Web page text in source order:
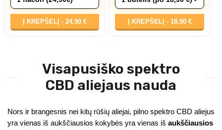
Į KREPŠELĮ -24,90 € Į KREPŠELĮ - 18,90 €
Visapusiško spektro
CBD aliejaus nauda
Nors ir brangesnis nei kitų rūšių aliejai, pilno spektro CBD aliejus
yra vienas iš aukščiausios kokybės yra vienas iš aukščiausios